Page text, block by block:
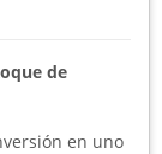
de
en uno